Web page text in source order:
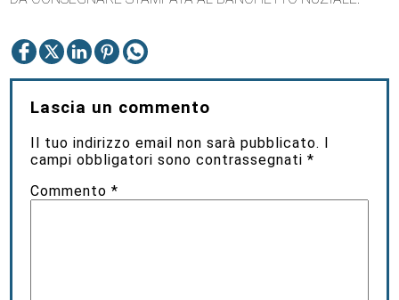
Lascia un commento
Il tuo indirizzo email non sarà pubblicato. I
campi obbligatori sono contrassegnati*
Commento*